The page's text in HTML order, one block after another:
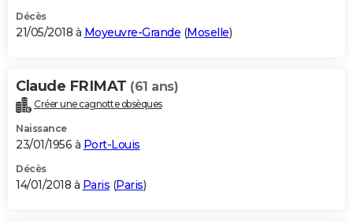
Décès
21/05/2018 à Moyeuvre-Grande (Moselle)
Claude FRIMAT (61 ans)
Créer une cagnotte obsèques
Naissance
23/01/1956 à Port-Louis
Décès
14/01/2018 à Paris (Paris)